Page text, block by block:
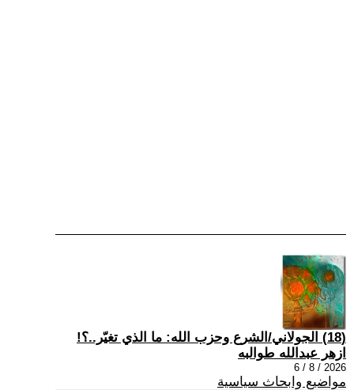
(18) الجولاني/الشرع وحزب الله: ما الذي تغيّر..؟!
ازهر عبدالله طوالبه
2026 / 8 / 6
مواضيع وابحاث سياسية